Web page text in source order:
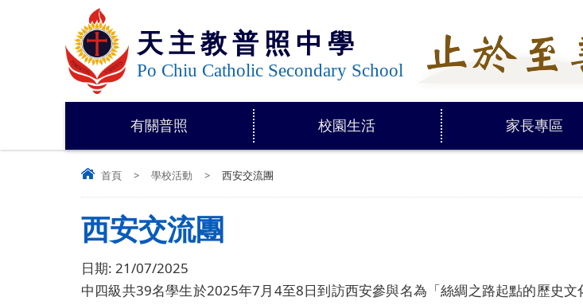
天主教普照中學
Po Chiu Catholic Secondary School
有關普照 校園生活 家長專區
首頁 > 學校活動 > 西安交流團
西安交流團
日期: 21/07/2025
中四級共39名學生於2025年7 月 4至8 日到訪西安參與名為「絲綢之路起點的歷史